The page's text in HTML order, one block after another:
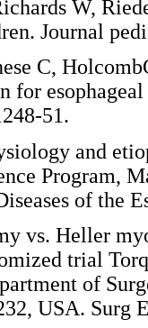
W,
Journal
C,
for
51.
and
Program,
of the
vs. Heller
trial
of
USA. Surg